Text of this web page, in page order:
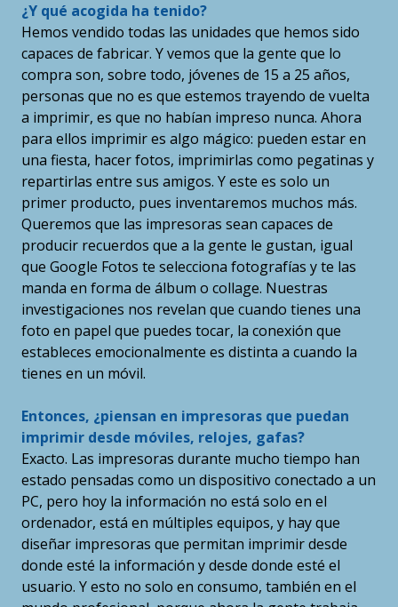
¿Y qué acogida ha tenido?
Hemos vendido todas las unidades que hemos sido
capaces de fabricar. Y vemos que la gente que lo
compra son, sobre todo, jóvenes de 15 a 25 años,
personas que no es que estemos trayendo de vuelta
a imprimir, es que no habían impreso nunca. Ahora
para ellos imprimir es algo mágico: pueden estar en
una fiesta, hacer fotos, imprimirlas como pegatinas y
repartirlas entre sus amigos. Y este es solo un
primer producto, pues inventaremos muchos más.
Queremos que las impresoras sean capaces de
producir recuerdos que a la gente le gustan, igual
que Google Fotos te selecciona fotografías y te las
manda en forma de álbum o collage. Nuestras
investigaciones nos revelan que cuando tienes una
foto en papel que puedes tocar, la conexión que
estableces emocionalmente es distinta a cuando la
tienes en un móvil.
Entonces, ¿piensan en impresoras que puedan
imprimir desde móviles, relojes, gafas?
Exacto. Las impresoras durante mucho tiempo han
estado pensadas como un dispositivo conectado a un
PC, pero hoy la información no está solo en el
ordenador, está en múltiples equipos, y hay que
diseñar impresoras que permitan imprimir desde
donde esté la información y desde donde esté el
usuario. Y esto no solo en consumo, también en el